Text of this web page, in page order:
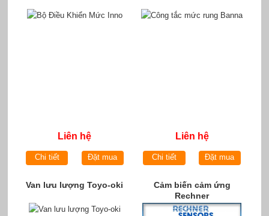
Liên hệ
Chi tiết Đặt mua
Liên hệ
Chi tiết Đặt mua
Van lưu lượng Toyo-oki
Cảm biến cảm ứng
Rechner